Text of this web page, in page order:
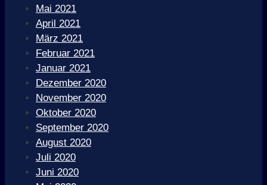
Mai 2021
April 2021
März 2021
Februar 2021
Januar 2021
Dezember 2020
November 2020
Oktober 2020
September 2020
August 2020
Juli 2020
Juni 2020